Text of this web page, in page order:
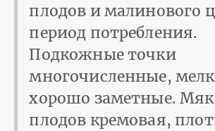
плодов и малинового
период потребления.
Подкожные точки
многочисленные,
хорошо заметные.
плодов кремовая,